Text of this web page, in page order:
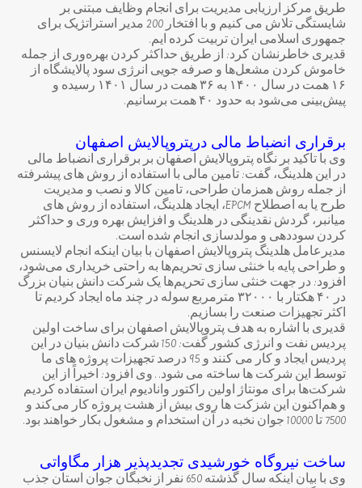
طریق مرکز ارزیابی مدیریت برای انجام وظایف مبتنی بر
شایستگی تلاش می کنیم و با افتخار 200 مدیر استراتژیک برای
جمهوری اسلامی ایران تربیت کرده ایم.
قدیری خاطرنشان کرد: از طریق حداکثر کردن بهره‌وری از جمله
خاموش کردن مشعل‌ها و صرفه جویی انرژی سود پالایشگاه از
۱۶ همت در سال ۱۴۰۰ به ۳۶ همت در سال ۱۴۰۱ رسیده و
پیش‌بینی می‌شود به حدود ۴۰ همت برسانیم.
برقراری انضباط مالی درپتروپالایش اصفهان
وی با تاکید بر نگاه پتروپالایش اصفهان بر برقراری انضباط مالی
در این هلدینگ، گفت: تامین مالی با استفاده از روش های پیشرفته
از جمله روش همزمان طراحی، تامین کالا و نصب و مدیریت
طرح یا به اصطلاح EPCM، ایجاد هلدینگ، استفاده از روش های
میانبر، گردش نقدینگی در هلدینگ و افزایش بهره وری و حداکثر
کردن سوددهی و مولدسازی انجام شده است.
مدیرعامل هلدینگ پتروپالایش اصفهان با بیان اینکه انجام لایسنس
و طراحی پایه با خنثی سازی تحریم‌ها به راحتی خریداری می‌شود،
افزود: در جهت خنثی سازی تحریم‌ها یک شرکت دانش بنیان بزرگ
در ۴۰ هکتار با ۳۲۰۰۰ مترمربع سوله در چند ماه ایجاد کردیم تا
اکثر تجهیزات صنعت را بسازیم.
قدیری با اشاره به هدف پتروپالایش اصفهان برای ساخت اولین
پردیس نفت و انرژی کشور گفت: 150 شرکت دانش بنیان در این
پردیس ایجاد و کار می کنند و 95 درصد تجهیزات پروژه های ما
توسط این شرکت ها ساخته می شود. . وی افزود: اخیراً از این
شرکت‌ها برای مونتاژ اولین راکتور وانادیوم ایران استفاده کردیم
و هم‌اکنون این شزکت ها روی بیش از هشت پروژه کار می‌کند و
7500 تا 10000 جوان نخبه در آن استخدام و مشغول بکار خواهند بود.
ساخت نیروگاه خورشیدی تجدیدپذیر هزار مگاواتی
وی با بیان اینکه سال گذشته 650 نفر از نخبگان جوان استان جذب